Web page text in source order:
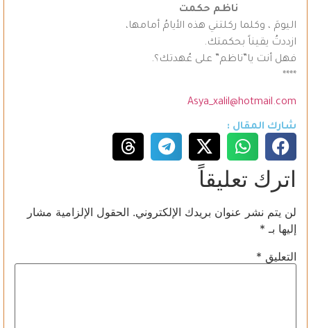
ناظم حكمت
اليومَ ، وكلما ركلتني هذه الأيامُ أمامها،
ازددتُ يقيناً بحكمتك.
فهل أنت يا”ناظم” على عُهدتك؟.
****
Asya_xalil@hotmail.com
شارك المقال :
اترك تعليقاً
لن يتم نشر عنوان بريدك الإلكتروني. الحقول الإلزامية مشار
إليها بـ *
التعليق *